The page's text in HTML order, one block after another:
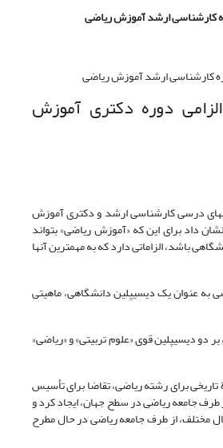
کارشناسی ارشد آموزش ریاضی
کارشناسی ارشد آموزش ریاضی
دوره دکتری آموزش
درسی کارشناسی ارشد و دکتری آموزش
داد برای این که «آموزش ریاضی» بتواند
باشد، الزاماتی دارد که به مهم­ترین آنها
یک دیسیپلین دانشگاهی، ماهیتی
دیسیپلین قوی «علوم تربیتی» و «ریاضی»
برای رشته ریاضی، تقاضا برای تأسیس
جامعه ریاضی در سطح جهان، ایجاد کرد و
مختلف، از طرف جامعه ریاضی در حال مطرح